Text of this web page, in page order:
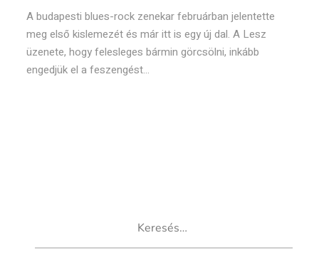
A budapesti blues-rock zenekar februárban jelentette
meg első kislemezét és már itt is egy új dal. A Lesz
üzenete, hogy felesleges bármin görcsölni, inkább
engedjük el a feszengést...